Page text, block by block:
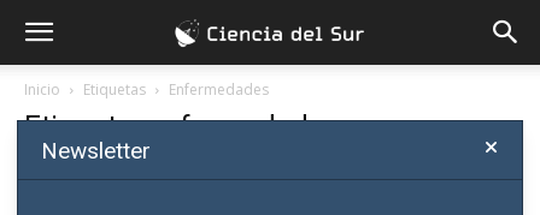
Inicio Etiquetas Enfermedades
Etiqueta: enfermedades
Newsletter